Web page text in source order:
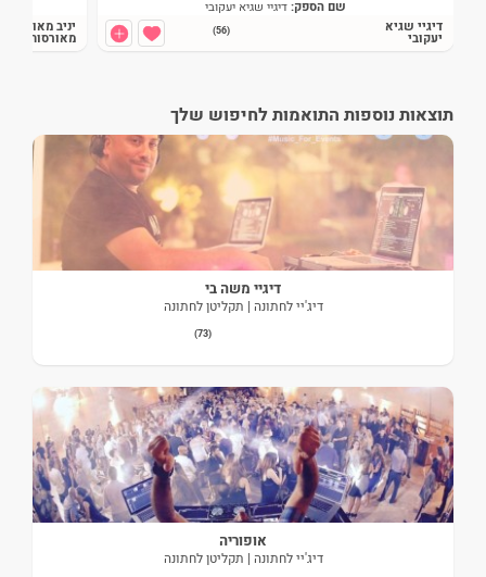
שם הספק:דיגיי שגיא יעקובי
צפייה בדיל >>
דיגיי שגיא
יעקובי (56) יניב מאורסים
מאורסות
תוצאות נוספות התואמות לחיפוש שלך
דיגיי משה בי
דיג'יי לחתונה | תקליטן לחתונה
(73)
אופוריה
דיג'יי לחתונה | תקליטן לחתונה